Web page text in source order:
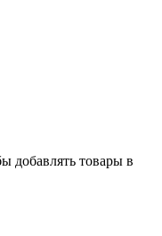
добавлять товары в